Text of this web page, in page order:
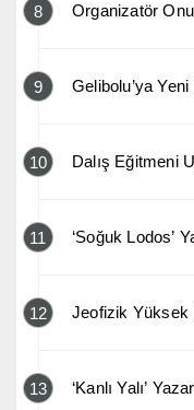
8 Organizatör
9 Gelibolu’ya
10 Dalış Eğitmeni
11 ‘Soğuk Lodos’
12 Jeofizik Yüksek
13 ‘Kanlı Yalı’